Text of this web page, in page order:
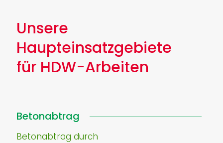
Unsere
Haupteinsatzgebiete
für HDW-Arbeiten
Betonabtrag
Betonabtrag durch